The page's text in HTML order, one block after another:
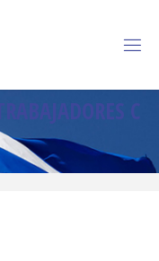
R A BAJADORES C